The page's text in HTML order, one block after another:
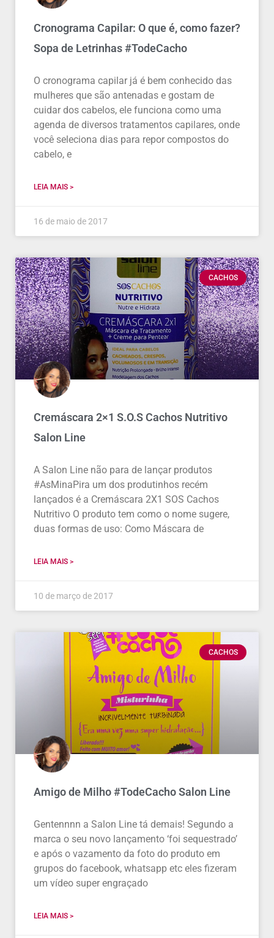
Cronograma Capilar: O que é, como fazer?
Sopa de Letrinhas #TodeCacho
O cronograma capilar já é bem conhecido das
mulheres que são antenadas e gostam de
cuidar dos cabelos, ele funciona como uma
agenda de diversos tratamentos capilares, onde
você seleciona dias para repor compostos do
cabelo, e
LEIA MAIS >
16 de maio de 2017
CACHOS
Cremáscara 2×1 S.O.S Cachos Nutritivo
Salon Line
A Salon Line não para de lançar produtos
#AsMinaPira um dos produtinhos recém
lançados é a Cremáscara 2X1 SOS Cachos
Nutritivo O produto tem como o nome sugere,
duas formas de uso: Como Máscara de
LEIA MAIS >
10 de março de 2017
CACHOS
Amigo de Milho #TodeCacho Salon Line
Gentennnn a Salon Line tá demais! Segundo a
marca o seu novo lançamento ‘foi sequestrado’
e após o vazamento da foto do produto em
grupos do facebook, whatsapp etc eles fizeram
um vídeo super engraçado
LEIA MAIS >